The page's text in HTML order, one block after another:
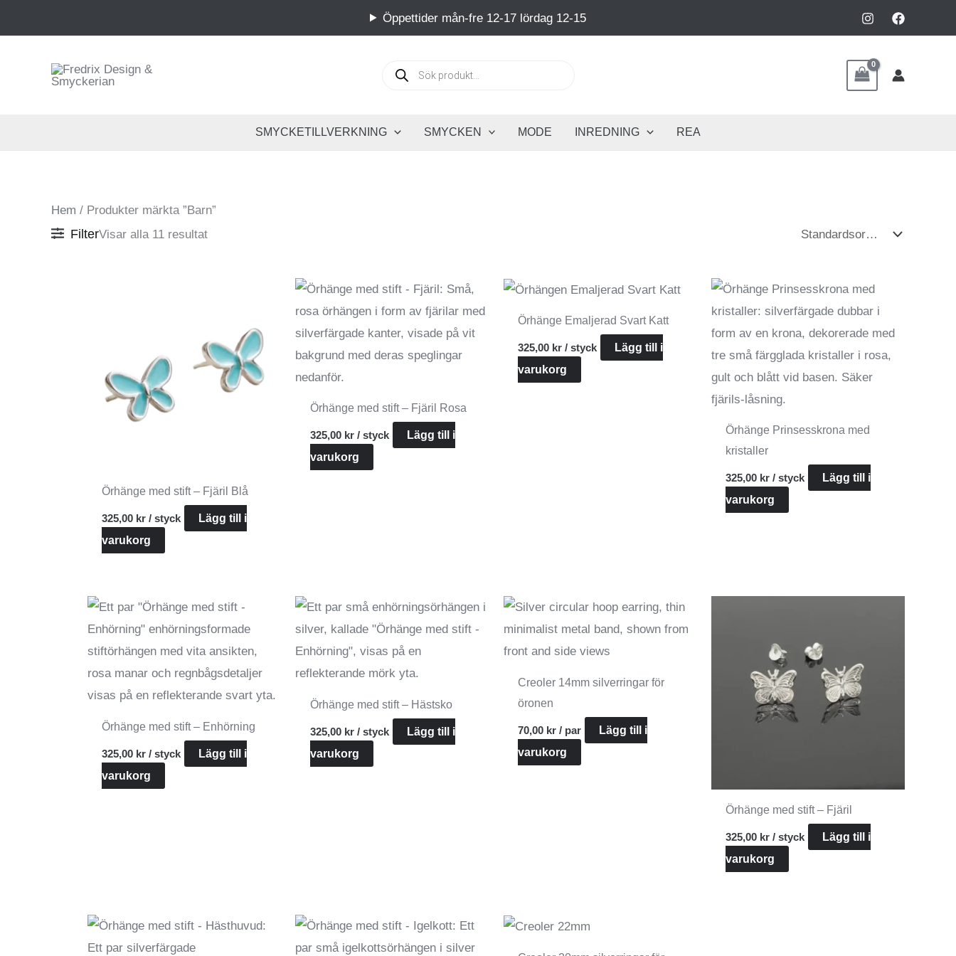
till
Öppettider mån-fre 12-17 lördag 12-15
Produktsök
SMYCKETILLVERKNING SMYCKEN MODE INREDNING REA
Hem / Produkter märkta ”Barn”
FilterVisar alla 11 resultat
Örhänge med stift – Fjäril Blå
325,00 kr / styck
Lägg till i
varukorg
Örhänge med stift – Fjäril Rosa
325,00 kr/ styck
Lägg till i
varukorg
Örhänge Emaljerad Svart Katt
325,00 kr/ styck
Lägg till i
varukorg
Örhänge Prinsesskrona med
kristaller
325,00 kr / styck
Lägg till i
varukorg
Örhänge med stift – Enhörning
325,00 kr / styck
Lägg till i
varukorg
Örhänge med stift – Hästsko
325,00 kr/ styck
Lägg till i
varukorg
Creoler 14mm silverringar för
öronen
70,00 kr/ par
Lägg till i
varukorg
Örhänge med stift – Fjäril
325,00 kr / styck
Lägg till i
varukorg